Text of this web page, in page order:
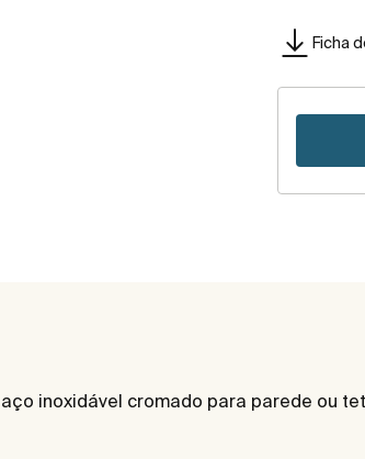
Ficha
inoxidável cromado para parede ou